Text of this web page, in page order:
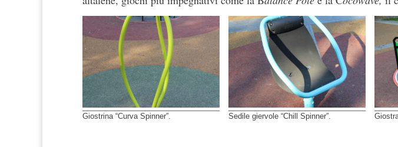
Giostrina “Curva Spinner”. Sedile giervole “Chill Spinner”.